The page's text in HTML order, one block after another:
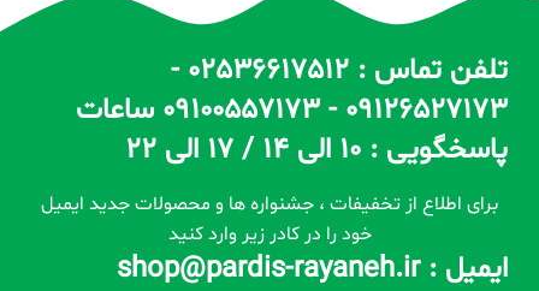
تلفن تماس : 02536617512 -
09126527173 - 09100557173 ساعات
پاسخگویی : 10 الی 14 / 17 الی 22
برای اطلاع از تخفیفات ، جشنواره ها و محصولات جدید ایمیل
خود را در کادر زیر وارد کنید
ایمیل : shop@pardis-rayaneh.ir